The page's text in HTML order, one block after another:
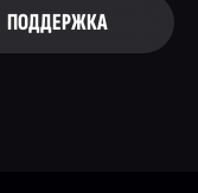
ПОДДЕРЖКА